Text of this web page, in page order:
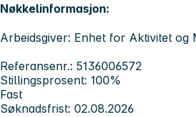
Nøkkelinformasjon:
Arbeidsgiver: Enhet for Aktivitet og
Referansenr.: 5136006572
Stillingsprosent: 100%
Fast
Søknadsfrist: 02.08.2026